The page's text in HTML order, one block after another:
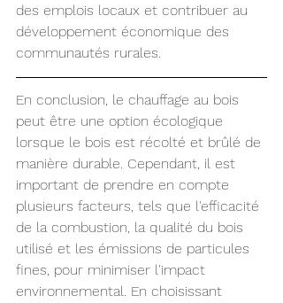
des emplois locaux et contribuer au
développement économique des
communautés rurales.
En conclusion, le chauffage au bois
peut être une option écologique
lorsque le bois est récolté et brûlé de
manière durable. Cependant, il est
important de prendre en compte
plusieurs facteurs, tels que l'efficacité
de la combustion, la qualité du bois
utilisé et les émissions de particules
fines, pour minimiser l'impact
environnemental. En choisissant